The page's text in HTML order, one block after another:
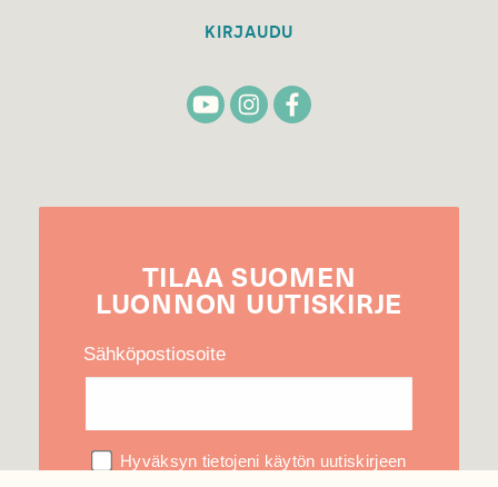
KIRJAUDU
TILAA SUOMEN
LUONNON UUTIS­KIRJE
Sähköpostiosoite
Hyväksyn tietojeni käytön uutiskirjeen